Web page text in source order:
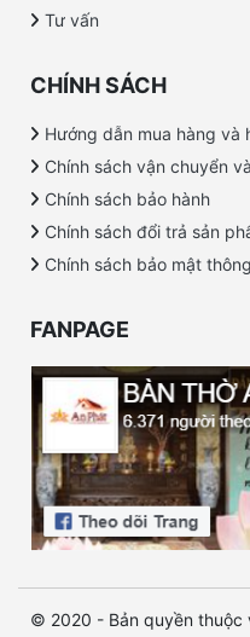
Tư vấn
CHÍNH SÁCH
Hướng dẫn mua hàng và
Chính sách vận chuyển
Chính sách bảo hành
Chính sách đổi trả sản
Chính sách bảo mật
FANPAGE
© 2020 - Bản quyền thuộc